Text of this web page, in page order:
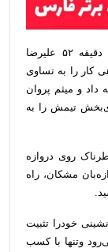
در نیمه دوم ورق به سود تیم مشکان برگشت. دقیقه ۵۲ علیرضا
کار را به تساوی
داد و میثم پروان
تیمش را به
روی دروازه
مشکان، راه
شد وصدرنشینی خودرا تثبیت
وتنها با کسب